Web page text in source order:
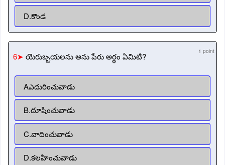
D.కొండ
6➤ యెరుబ్బయలను అను పేరు అర్థం ఏమిటి? 1 point
Aఎదురించువాడు
B.దూషించువాడు
C.వాదించువాడు
D.కలహించువాడు